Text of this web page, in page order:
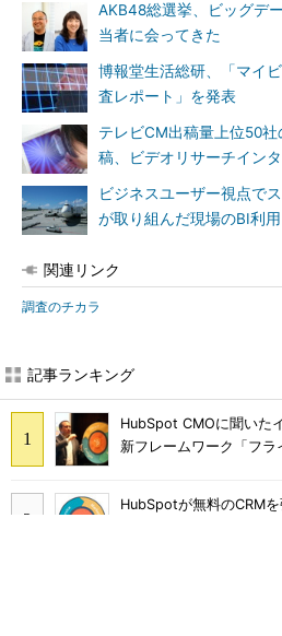
AKB48総選挙、ビッグデ
当者に会ってきた
博報堂生活総研、「マイ
査レポート」を発表
テレビCM出稿量上位50
稿、ビデオリサーチイン
ビジネスユーザー視点で
が取り組んだ現場のBI利
関連リンク
調査のチカラ
記事ランキング
HubSpot CMOに聞いた
新フレームワーク「フラ
HubSpotが無料のCRM